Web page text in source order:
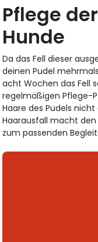
Pflege
Hunde
Da das Fell dieser
deinen Pudel
acht Wochen das Fell
regelmäßigen Pflege-
Haare des Pudels
Haarausfall macht
zum passenden